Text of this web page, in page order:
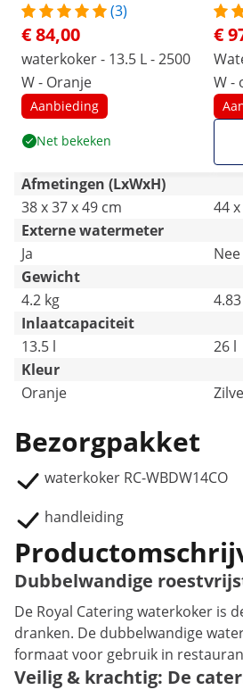
(3)
€ 84,00
waterkoker - 13.5 L - 2500
W - Oranje
Aanbieding
Net bekeken
€
W -
Afmetingen (LxWxH)
38 x 37 x 49 cm
44
Externe watermeter
Ja
Nee
Gewicht
4.2 kg
Inlaatcapaciteit
13.5 l
26 l
Kleur
Oranje
Bezorgpakket
waterkoker RC-WBDW14CO
handleiding
Dubbelwandige
De Royal Catering waterkoker is
dranken. De dubbelwandige
formaat voor gebruik in
Veilig & krachtig: De